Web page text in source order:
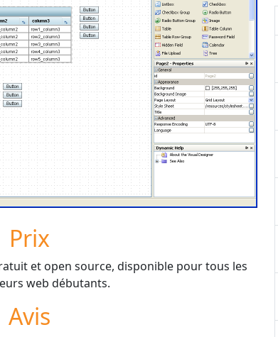
Prix
et open source, disponible pour tous les
web débutants.
Avis